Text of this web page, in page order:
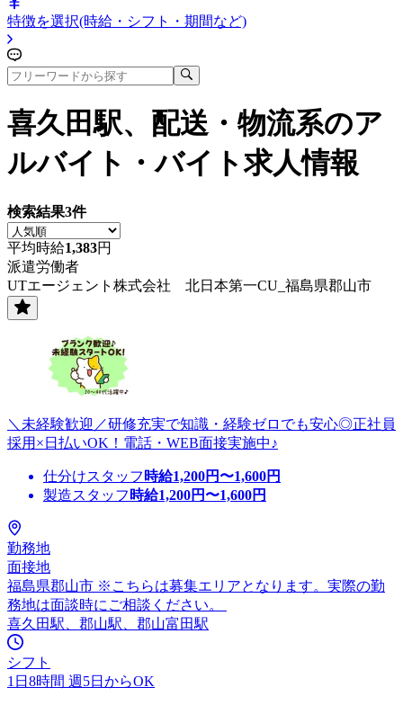
特徴を選択(時給・シフト・期間など)
喜久田駅、配送・物流系のア
ルバイト・バイト求人情報
検索結果3件
平均時給1,383円
派遣労働者
UTエージェント株式会社 北日本第一CU_福島県郡山市
＼未経験歓迎／研修充実で知識・経験ゼロでも安心◎正社員
採用×日払いOK！電話・WEB面接実施中♪
仕分けスタッフ 時給1,200円〜1,600円
製造スタッフ 時給1,200円〜1,600円
勤務地
面接地
福島県郡山市 ※こちらは募集エリアとなります。実際の勤
務地は面談時にご相談ください。
喜久田駅、郡山駅、郡山富田駅
シフト
1日8時間 週5日からOK